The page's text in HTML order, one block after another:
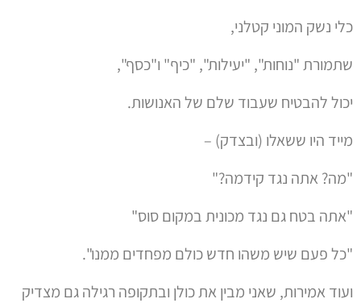
כלי נשק המוני קטלני,
שתמורת "נוחות", "יעילות", "כיף" ו"כסף",
יכול להבטיח שעבוד שלם של האנושות.
מייד היו ששאלו (ובצדק) –
"מה? אתה נגד קידמה?"
"אתה בטח גם נגד מכונית במקום סוס"
"כל פעם שיש משהו חדש כולם מפחדים ממנו".
ועוד אמירות, שאני מבין את כולן ובתקופה רגילה גם מצדיק